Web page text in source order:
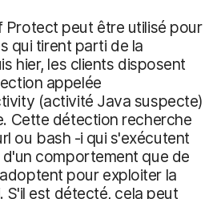
Protect peut être utilisé pour
qui tirent parti de la
hier, les clients disposent
appelée
(activité Java suspecte)
Cette détection recherche
ou bash -i qui s'exécutent
comportement que de
pour exploiter la
S'il est détecté, cela peut